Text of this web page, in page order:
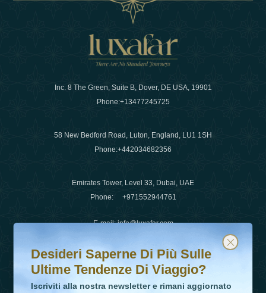
Inc. 8 The Green, Suite B, Dover, DE USA, 19901
Phone:+13477245725
58 New Bedford Road, Luton, England, LU1 1SH
Phone:+442034682356
Emirates Tower, Level 33, Dubai, UAE
Phone: +971552944761
E-mail:info@luxafar.com
WhatsApp No
+442034682356
Desideri saperne di più sulle ultime tendenze di viaggio?
Iscriviti alla nostra newsletter e rimani aggiornato
Desideri Saperne Di Più Sulle
Ultime Tendenze Di Viaggio?
Iscriviti alla nostra newsletter e rimani aggiornato